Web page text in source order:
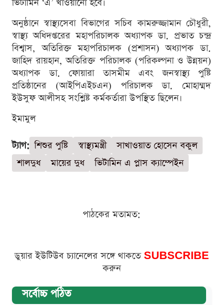
ভিটামিন ‘এ’ খাওয়ানো হবে।
অনুষ্ঠানে স্বাস্থ্যসেবা বিভাগের সচিব কামরুজ্জামান চৌধুরী,
স্বাস্থ্য অধিদপ্তরের মহাপরিচালক অধ্যাপক ডা. প্রভাত চন্দ্র
বিশ্বাস, অতিরিক্ত মহাপরিচালক (প্রশাসন) অধ্যাপক ডা.
জাহিদ রায়হান, অতিরিক্ত পরিচালক (পরিকল্পনা ও উন্নয়ন)
অধ্যাপক ডা. ফোয়ারা তাসমীম এবং জনস্বাস্থ্য পুষ্টি
প্রতিষ্ঠানের (আইপিএইচএন) পরিচালক ডা. মোহাম্মদ
ইউসুফ আলীসহ সংশ্লিষ্ট কর্মকর্তারা উপস্থিত ছিলেন।
ইমামুল
ট্যাগ: শিশুর পুষ্টি স্বাস্থ্যমন্ত্রী
সাখাওয়াত হোসেন বকুল
শালদুধ
মায়ের দুধ ভিটামিন এ প্লাস ক্যাম্পেইন
পাঠকের মতামত:
ডুয়ার ইউটিউব চ্যানেলের সঙ্গে থাকতে SUBSCRIBE
করুন
সর্বোচ্চ পঠিত